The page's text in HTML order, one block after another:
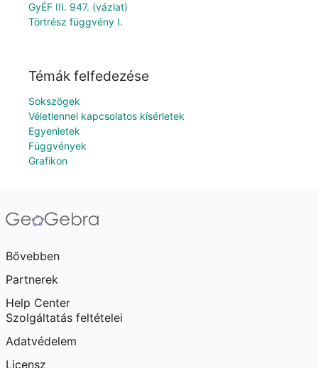
GyÉF III. 947. (vázlat)
Törtrész függvény I.
Témák felfedezése
Sokszögek
Véletlennel kapcsolatos kísérletek
Egyenletek
Függvények
Grafikon
Bővebben
Partnerek
Help Center
Szolgáltatás feltételei
Adatvédelem
Licensz